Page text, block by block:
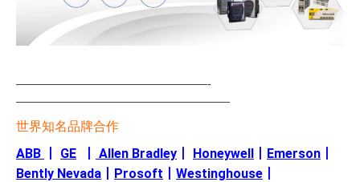
—————————————————-
———————————————————
世界知名品牌合作
ABB GE Allen Bradley Honeywell Emerson
Bently Nevada
Prosoft Westinghouse